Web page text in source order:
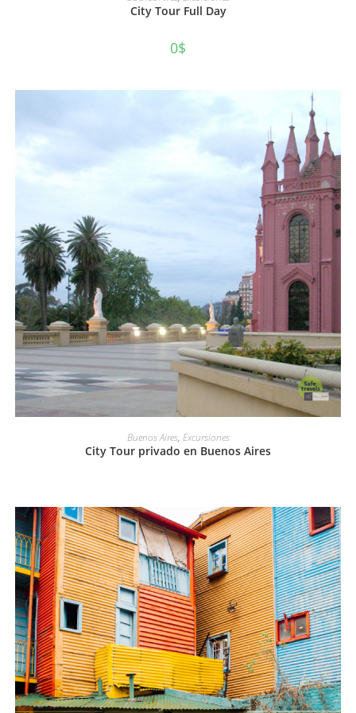
City Tour Full Day
0$
LEER MÁS
Buenos Aires, Excursiones
City Tour privado en Buenos Aires